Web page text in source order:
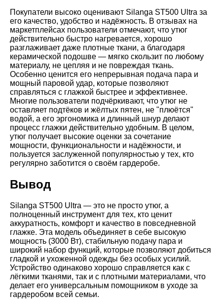
Покупатели высоко оценивают Silanga ST500 Ultra за
его качество, удобство и надёжность. В отзывах на
маркетплейсах пользователи отмечают, что утюг
действительно быстро нагревается, хорошо
разглаживает даже плотные ткани, а благодаря
керамической подошве — мягко скользит по любому
материалу, не цепляя и не повреждая ткань.
Особенно ценится его непрерывная подача пара и
мощный паровой удар, которые позволяют
справляться с глажкой быстрее и эффективнее.
Многие пользователи подчёркивают, что утюг не
оставляет подтёков и жёлтых пятен, не "плюётся"
водой, а его эргономика и длинный шнур делают
процесс глажки действительно удобным. В целом,
утюг получает высокие оценки за сочетание
мощности, функциональности и надёжности, и
пользуется заслуженной популярностью у тех, кто
регулярно заботится о своём гардеробе.
Вывод
Silanga ST500 Ultra — это не просто утюг, а
полноценный инструмент для тех, кто ценит
аккуратность, комфорт и качество в повседневной
глажке. Эта модель объединяет в себе высокую
мощность (3000 Вт), стабильную подачу пара и
широкий набор функций, которые позволяют добиться
гладкой и ухоженной одежды без особых усилий.
Устройство одинаково хорошо справляется как с
лёгкими тканями, так и с плотными материалами, что
делает его универсальным помощником в уходе за
гардеробом всей семьи.